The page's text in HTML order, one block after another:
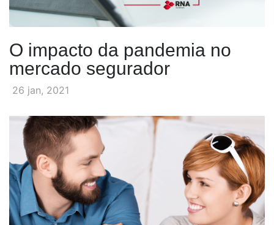
O impacto da pandemia no
mercado segurador
26 jan, 2021